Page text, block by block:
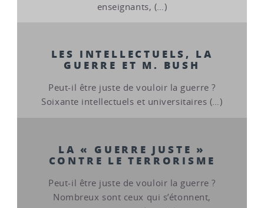
enseignants, (…)
LES INTELLECTUELS, LA
GUERRE ET M. BUSH
Peut-il être juste de vouloir la guerre ?
Soixante intellectuels et universitaires (…)
LA « GUERRE JUSTE »
CONTRE LE TERRORISME
Peut-il être juste de vouloir la guerre ?
Nombreux sont ceux qui s’étonnent,